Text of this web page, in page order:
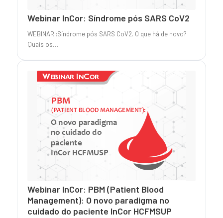
Webinar InCor: Síndrome pós SARS CoV2
WEBINAR :Síndrome pós SARS CoV2. O que há de novo?
Quais os…
Webinar InCor: PBM (Patient Blood
Management): O novo paradigma no
cuidado do paciente InCor HCFMSUP